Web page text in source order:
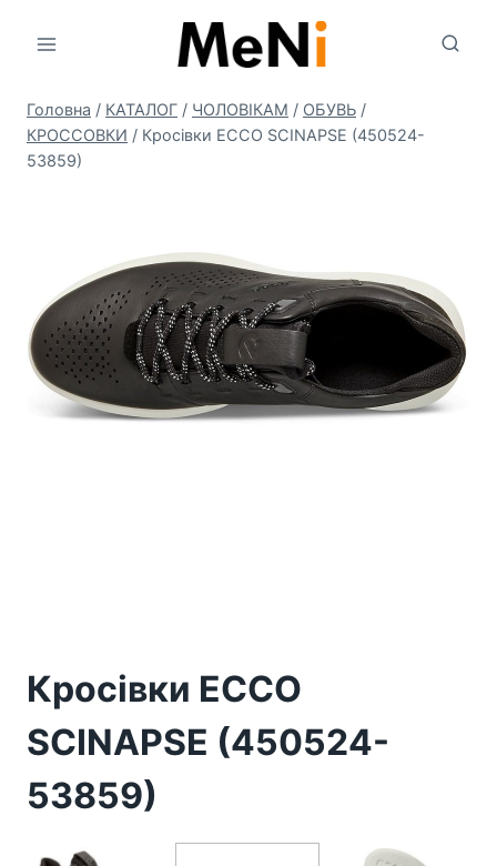
Головна / КАТАЛОГ / ЧОЛОВIКАМ / ОБУВЬ /
КРОССОВКИ / Кросівки ECCO SCINAPSE (450524-
53859)
Кросівки ECCO
SCINAPSE (450524-
53859)